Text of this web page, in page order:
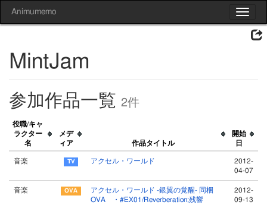
Toggle
Animumemo
MintJam
参加作品一覧 2件
役職/キャ
ラクター
名
メデ
ィア
作品タイトル
開始
日
音楽 アクセル・ワールド
2012-
04-07
音楽
アクセル・ワールド -銀翼の覚醒- 同梱
OVA ・#EX01/Reverberation;残響
2012-
09-13